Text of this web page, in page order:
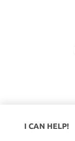
I CAN HELP!